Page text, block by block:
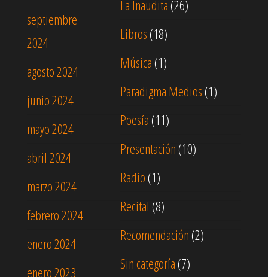
La Inaudita(26)
Libros (18)
Música(1)
Paradigma Medios(1)
Poesía(11)
Presentación(10)
Radio(1)
Recital (8)
Recomendación(2)
Sin categoría(7)
septiembre
2024
agosto 2024
junio 2024
mayo 2024
abril 2024
marzo 2024
febrero 2024
enero 2024
enero 2023